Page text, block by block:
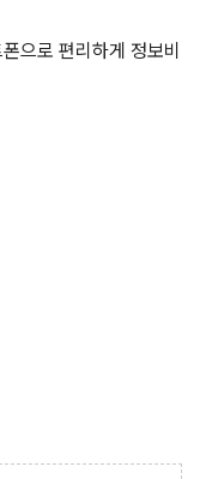
으로 편리하게 정보비